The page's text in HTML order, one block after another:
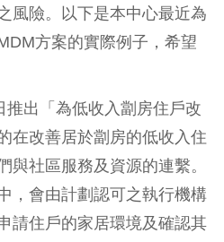
風險。以下是本中心最近為
方案的實際例子，希望
推出「為低收入劏房住戶改
在改善居於劏房的低收入住
與社區服務及資源的連繫。
，會由計劃認可之執行機構
請住戶的家居環境及確認其